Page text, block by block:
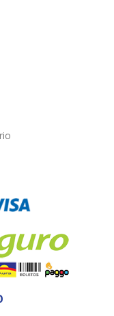
abaixo para
todo o prazer em